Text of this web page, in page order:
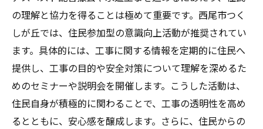
の理解と協力を得ることは極めて重要です。西尾市つく
しが丘では、住民参加型の意識向上活動が推奨されてい
ます。具体的には、工事に関する情報を定期的に住民へ
提供し、工事の目的や安全対策について理解を深めるた
めのセミナーや説明会を開催します。こうした活動は、
住民自身が積極的に関わることで、工事の透明性を高め
るとともに、安心感を醸成します。さらに、住民からの